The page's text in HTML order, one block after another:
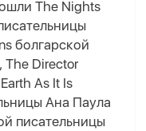
The Nights
болгарской
Director
As It Is
Ана Паула
писательницы